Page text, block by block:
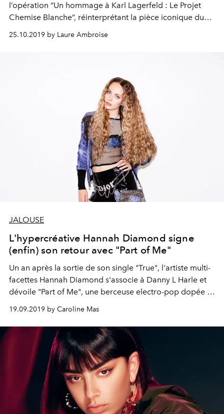
l’opération “Un hommage à Karl Lagerfeld : Le Projet
Chemise Blanche”, réinterprétant la pièce iconique du
Kaiser. Tous les bénéfices des ventes seront reversés au
programme Sauver la vie, cher au designer.
25.10.2019 by Laure Ambroise
JALOUSE
L'hypercréative Hannah Diamond signe
(enfin) son retour avec "Part of Me"
Un an après la sortie de son single "True", l'artiste multi-
facettes Hannah Diamond s'associe à Danny L Harle et
dévoile "Part of Me", une berceuse electro-pop dopée à
la sauce PC Music.
19.09.2019 by Caroline Mas